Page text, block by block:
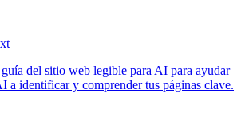
del sitio web legible para AI para ayudar
a identificar y comprender tus páginas clave.